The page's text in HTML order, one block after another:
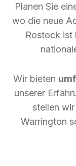
Planen Sie
wo die neue
Rostock ist
Wir bieten
unserer
stellen
Warrington